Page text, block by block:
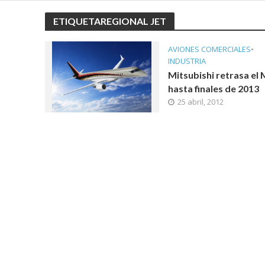
ETIQUETAREGIONAL JET
AVIONES COMERCIALES•
INDUSTRIA
Mitsubishi retrasa el
hasta finales de 2013
25 abril, 2012